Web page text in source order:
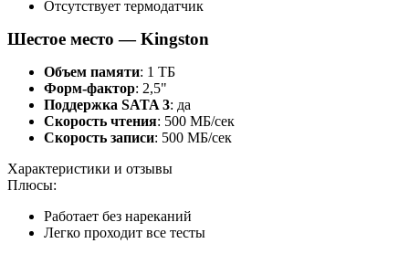
Отсутствует термодатчик
Шестое место — Kingston
Объем памяти: 1 ТБ
Форм-фактор: 2,5"
Поддержка SATA 3: да
Скорость чтения: 500 МБ/сек
Скорость записи: 500 МБ/сек
Характеристики и отзывы
Плюсы:
Работает без нареканий
Легко проходит все тесты